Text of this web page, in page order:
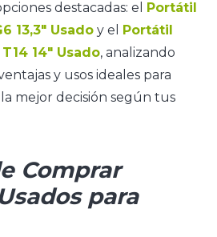
destacadas: el Portátil
13,3″ Usado y el Portátil
14″ Usado, analizando
y usos ideales para
mejor decisión según tus
Comprar
para